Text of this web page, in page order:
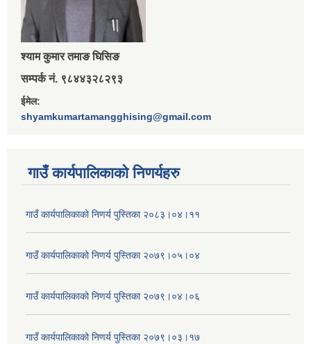
श्‍याम कुमार तमाङ घिसिङ
सम्पर्क नं. ९८४४३२८२९३
ईमेल:
shyamkumartamangghising@gmail.com
गाउँ कार्यपालिकाकाे निणर्यहरु
गाउँ कार्यपालिकाको निणर्य पुस्तिका २०८३।०४।११
गाउँ कार्यपालिकाको निणर्य पुस्तिका २०७९।०५।०४
गाउँ कार्यपालिकाको निणर्य पुस्तिका २०७९।०४।०६
गाउँ कार्यपालिकाको निणर्य पुस्तिका २०७९।०३।१७